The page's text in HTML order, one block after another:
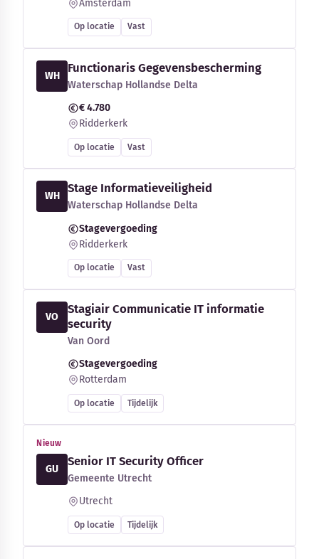
Amsterdam
Op locatie Vast
WH
Functionaris Gegevensbescherming
Waterschap Hollandse Delta
€ 4.780
Ridderkerk
Op locatie Vast
WH
Stage Informatieveiligheid
Waterschap Hollandse Delta
Stagevergoeding
Ridderkerk
Op locatie Vast
VO
Stagiair Communicatie IT informatie
security
Van Oord
Stagevergoeding
Rotterdam
Op locatie Tijdelijk
Nieuw
GU
Senior IT Security Officer
Gemeente Utrecht
Utrecht
Op locatie Tijdelijk